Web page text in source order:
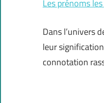
Les prénoms
Dans l’univers
leur
connotation